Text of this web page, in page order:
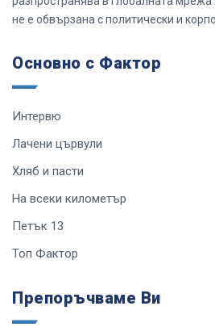
не е обвързана с политически и
Основно с Фактор
Интервю
Лачени цървули
Хляб и пасти
На всеки километър
Петък 13
Топ Фактор
Препоръчваме Ви